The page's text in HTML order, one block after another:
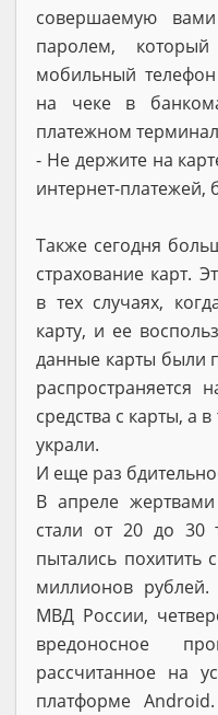
совершаемую
паролем,
мобильный
на чеке в
платежном
- Не держите на
интернет-
Также сегодня
страхование карт.
в тех случаях,
карту, и ее
данные карты были
распространяется
средства с карты, а
украли.
И еще раз
В апреле
стали от 20 до 30
пытались похитить
миллионов
МВД России,
вредоносное
рассчитанное на
платформе